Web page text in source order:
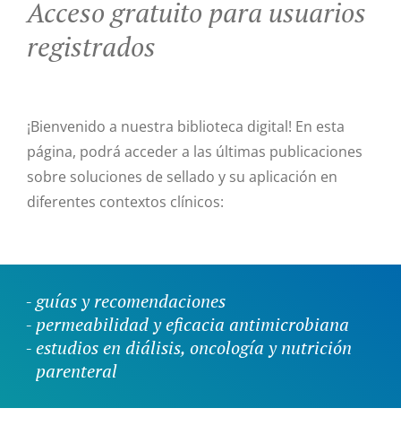
Acceso gratuito para usuarios
registrados
¡Bienvenido a nuestra biblioteca digital! En esta
página, podrá acceder a las últimas publicaciones
sobre soluciones de sellado y su aplicación en
diferentes contextos clínicos:
guías y recomendaciones
permeabilidad y eficacia antimicrobiana
estudios en diálisis, oncología y nutrición
parenteral